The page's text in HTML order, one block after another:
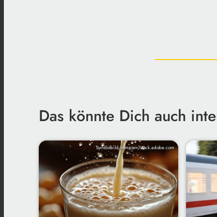
Das könnte Dich auch
Symbolbild/somporn/stock.adobe.com